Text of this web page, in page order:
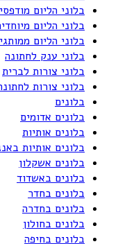
בלוני הליום
בלוני הליום
בלוני הליום
בלוני ענק לחתונה
בלוני צורות לברית
בלוני צורות
בלונים
בלונים אדומים
בלונים אותיות
בלונים אותיות
בלונים אשקלון
בלונים באשדוד
בלונים בחדר
בלונים בחדרה
בלונים בחולון
בלונים בחיפה